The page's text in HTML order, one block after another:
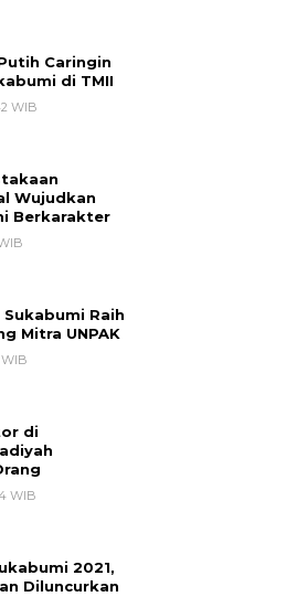
Caringin
di TMII
WIB
Wujudkan
Berkarakter
Raih
Mitra UNPAK
WIB
di
WIB
2021,
Diluncurkan